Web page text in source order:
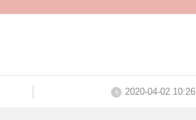
2020-04-02 10:26